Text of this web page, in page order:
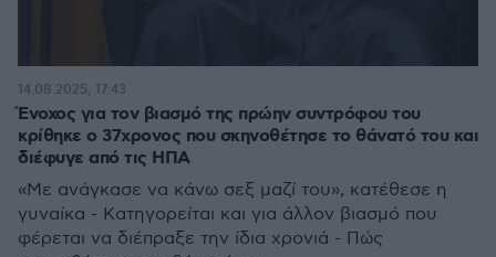
Ένοχος για τον βιασμό της πρώην συντρόφου του
κρίθηκε ο 37χρονος που σκηνοθέτησε το θάνατό του και
διέφυγε από τις ΗΠΑ
«Με ανάγκασε να κάνω σεξ μαζί του», κατέθεσε η
γυναίκα - Κατηγορείται και για άλλον βιασμό που
φέρεται να διέπραξε την ίδια χρονιά - Πώς
14.08.2025, 17:43